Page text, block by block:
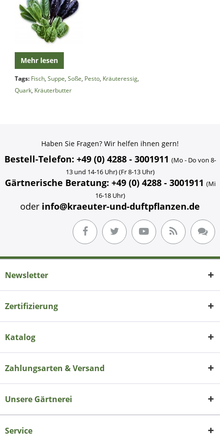
Mehr lesen
Tags: Fisch, Suppe, Soße, Pesto, Kräuteressig,
Quark, Kräuterbutter
Haben Sie Fragen? Wir helfen ihnen gern!
Bestell-Telefon: +49 (0) 4288 - 3001911 (Mo - Do von 8-
13 und 14-16 Uhr) (Fr 8-13 Uhr)
Gärtnerische Beratung: +49 (0) 4288 - 3001911 (Mi
16-18 Uhr)
oder info@kraeuter-und-duftpflanzen.de
Newsletter
Zertifizierung
Katalog
Zahlungsarten & Versand
Unsere Gärtnerei
Service